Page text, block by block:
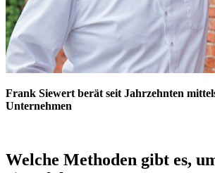
Frank Siewert berät seit Jahrzehnten
Unternehmen
Welche Methoden gibt es,